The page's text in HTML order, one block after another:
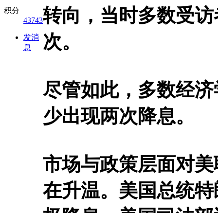
积分
43743
发消
息
转向，当时多数受
次。
尽管如此，多数经
少出现两次降息。
市场与政策层面对
在升温。美国总统